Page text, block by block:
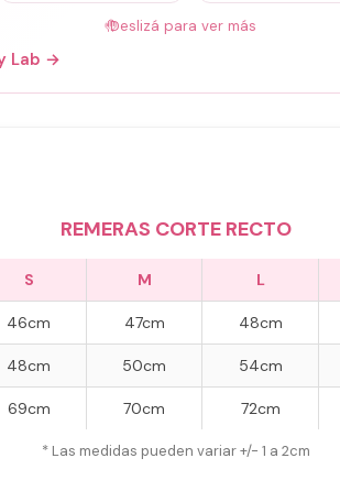
🤚Deslizá para ver más
Lab →
REMERAS CORTE RECTO
S M L
46cm 47cm 48cm
48cm 50cm 54cm
69cm 70cm 72cm
* Las medidas pueden variar +/- 1 a 2cm